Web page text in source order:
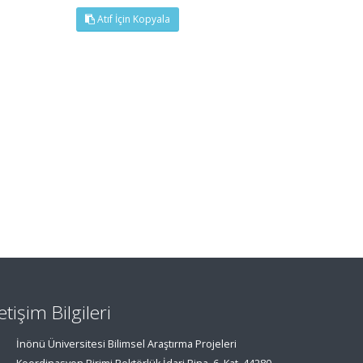
Atıf İçin Kopyala
Bilgileri
İnönü Üniversitesi Bilimsel Araştırma Projeleri